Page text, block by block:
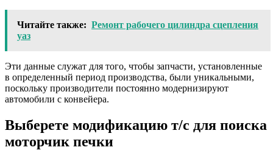
Читайте также: Ремонт рабочего цилиндра сцепления
уаз
Эти данные служат для того, чтобы запчасти, установленные
в определенный период производства, были уникальными,
поскольку производители постоянно модернизируют
автомобили с конвейера.
Выберете модификацию т/с для поиска
моторчик печки